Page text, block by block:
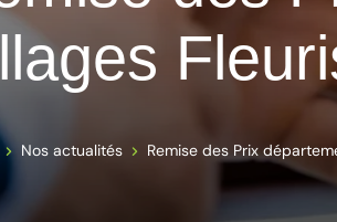
Nos actualités Remise des Prix